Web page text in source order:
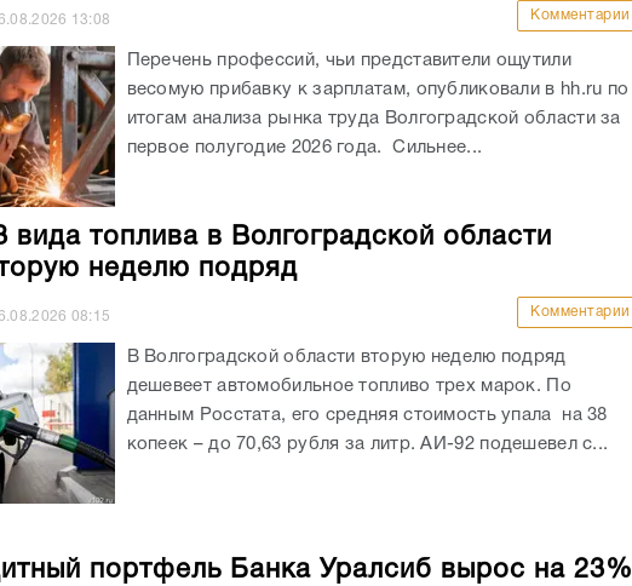
13:08 Комментарии
Перечень профессий, чьи представители ощутили
весомую прибавку к зарплатам, опубликовали в hh.ru по
итогам анализа рынка труда Волгоградской области за
первое полугодие 2026 года. Сильнее...
вида топлива в Волгоградской области
неделю подряд
08:15 Комментарии
В Волгоградской области вторую неделю подряд
дешевеет автомобильное топливо трех марок. По
данным Росстата, его средняя стоимость упала на 38
копеек – до 70,63 рубля за литр. АИ-92 подешевел с...
портфель Банка Уралсиб вырос на 23%